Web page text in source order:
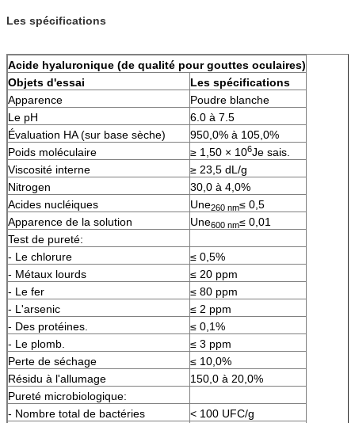
Les spécifications
Acide hyaluronique (de qualité pour gouttes oculaires)
Objets d'essai
Les spécifications
Apparence
Poudre blanche
Le pH
6.0 à 7.5
Évaluation HA (sur base sèche)
950,0% à 105,0%
Poids moléculaire
≥ 1,50 × 106Je sais.
Viscosité interne
≥ 23,5 dL/g
Nitrogen
30,0 à 4,0%
Acides nucléiques
Une260 nm≤ 0,5
Apparence de la solution
Une600 nm≤ 0,01
Test de pureté:
- Le chlorure
≤ 0,5%
- Métaux lourds
≤ 20 ppm
- Le fer
≤ 80 ppm
- L'arsenic
≤ 2 ppm
- Des protéines.
≤ 0,1%
- Le plomb.
≤ 3 ppm
Perte de séchage
≤ 10,0%
Résidu à l'allumage
150,0 à 20,0%
Pureté microbiologique:
- Nombre total de bactéries
< 100 UFC/g